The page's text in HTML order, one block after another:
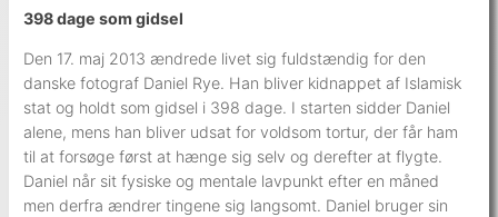
398 dage som gidsel
Den 17. maj 2013 ændrede livet sig fuldstændig for den
danske fotograf Daniel Rye. Han bliver kidnappet af Islamisk
stat og holdt som gidsel i 398 dage. I starten sidder Daniel
alene, mens han bliver udsat for voldsom tortur, der får ham
til at forsøge først at hænge sig selv og derefter at flygte.
Daniel når sit fysiske og mentale lavpunkt efter en måned
men derfra ændrer tingene sig langsomt. Daniel bruger sin